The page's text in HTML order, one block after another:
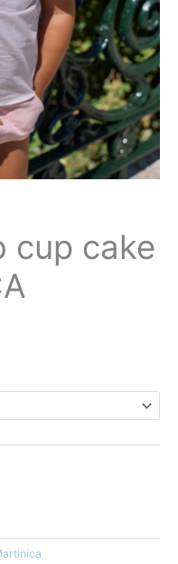
cup cake